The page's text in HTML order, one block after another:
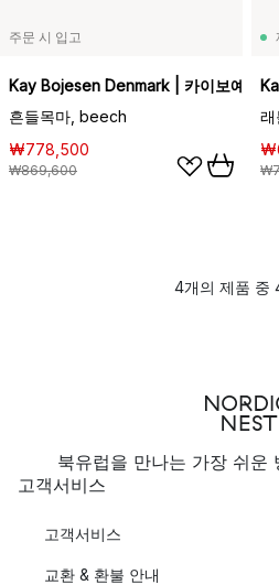
주문 시 입고
Kay Bojesen Denmark | 카이보예센
흔들목마, beech
₩778,500
₩869,600
4개의 제품 중
북유럽을 만나는 가장 쉬운
고객서비스
고객서비스
교환 & 환불 안내